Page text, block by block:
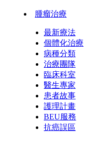
腫瘤治療
最新療法
個體化治療
病種分類
治療團隊
臨床科室
醫生專家
患者故事
護理計畫
BEU服務
抗癌誤區